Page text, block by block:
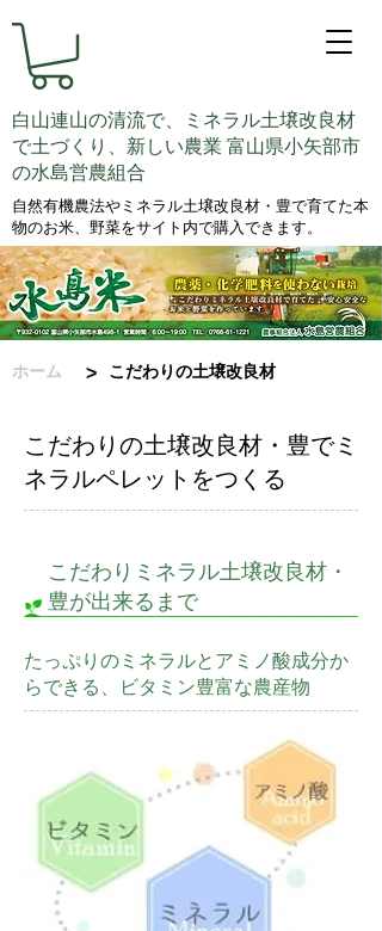
白山連山の清流で、ミネラル土壌改良材
で土づくり、新しい農業 富山県小矢部市
の水島営農組合
自然有機農法やミネラル土壌改良材・豊で育てた本
物のお米、野菜をサイト内で購入できます。
ホーム > こだわりの土壌改良材
こだわりの土壌改良材・豊でミ
ネラルペレットをつくる
こだわりミネラル土壌改良材・
豊が出来るまで
たっぷりのミネラルとアミノ酸成分か
らできる、ビタミン豊富な農産物